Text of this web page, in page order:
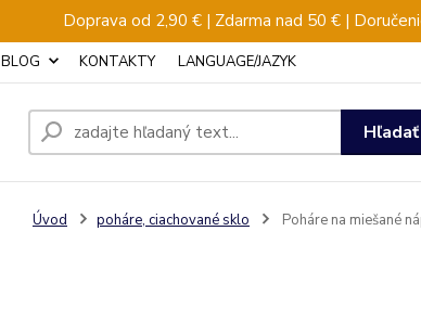
Doprava od 2,90 € | Zdarma nad 50 € |
BLOG KONTAKTY LANGUAGE/JAZYK
Hľadať
Úvod poháre, ciachované sklo Poháre na miešané